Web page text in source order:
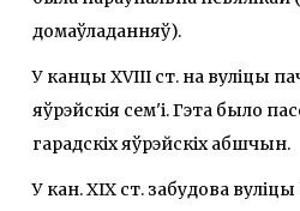
домаўладанняў).
У канцы XVIII ст. на вуліцы
яўрэйскія сем'і. Гэта было
гарадскіх яўрэйскіх абшчын.
У кан. ХІХ ст. забудова